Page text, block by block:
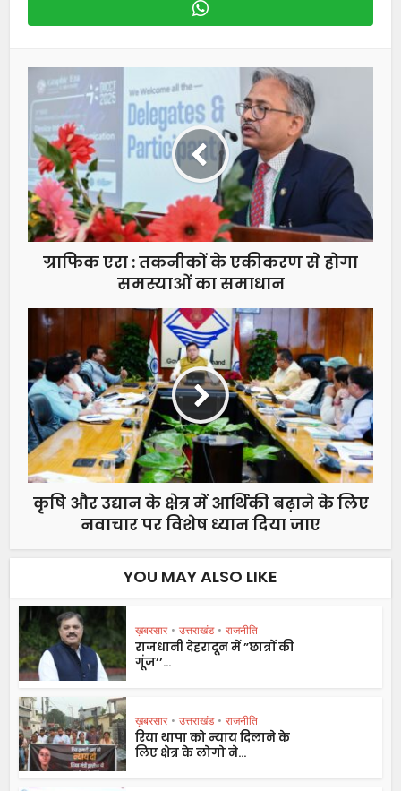
ग्राफिक एरा : तकनीकों के एकीकरण से होगा
समस्याओं का समाधान
कृषि और उद्यान के क्षेत्र में आर्थिकी बढ़ाने के लिए
नवाचार पर विशेष ध्यान दिया जाए
YOU MAY ALSO LIKE
ख़बरसार • उत्तराखंड • राजनीति
राजधानी देहरादून में ”छात्रों की
गूंज’’...
ख़बरसार • उत्तराखंड • राजनीति
रिया थापा को न्याय दिलाने के
लिए क्षेत्र के लोगो ने...